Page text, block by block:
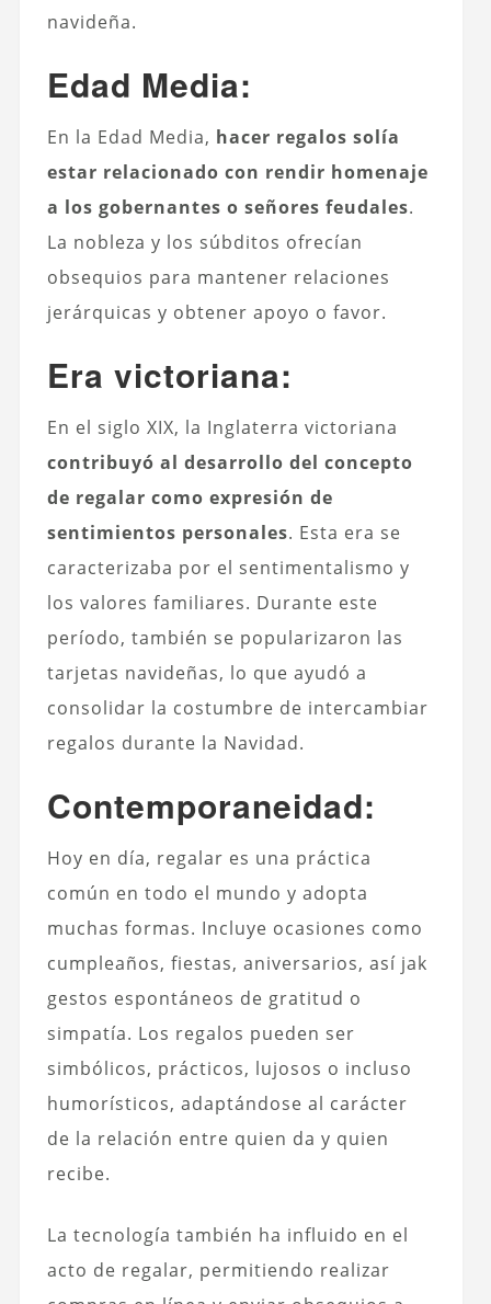
navideña.
Edad Media:
En la Edad Media, hacer regalos solía
estar relacionado con rendir homenaje
a los gobernantes o señores feudales.
La nobleza y los súbditos ofrecían
obsequios para mantener relaciones
jerárquicas y obtener apoyo o favor.
Era victoriana:
En el siglo XIX, la Inglaterra victoriana
contribuyó al desarrollo del concepto
de regalar como expresión de
sentimientos personales. Esta era se
caracterizaba por el sentimentalismo y
los valores familiares. Durante este
período, también se popularizaron las
tarjetas navideñas, lo que ayudó a
consolidar la costumbre de intercambiar
regalos durante la Navidad.
Contemporaneidad:
Hoy en día, regalar es una práctica
común en todo el mundo y adopta
muchas formas. Incluye ocasiones como
cumpleaños, fiestas, aniversarios, así jak
gestos espontáneos de gratitud o
simpatía. Los regalos pueden ser
simbólicos, prácticos, lujosos o incluso
humorísticos, adaptándose al carácter
de la relación entre quien da y quien
recibe.
La tecnología también ha influido en el
acto de regalar, permitiendo realizar